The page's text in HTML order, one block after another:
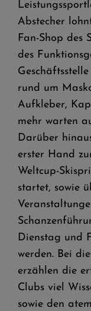
Abstecher
Fan-Shop des
des
rund um
Aufkleber,
mehr warten
Darüber
erster Hand
Weltcup-
startet, sowie
Dienstag und
werden. Bei
erzählen die
Clubs viel
sowie den